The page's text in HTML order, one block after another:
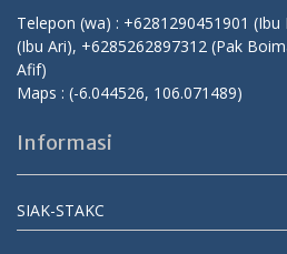
Telepon (wa) : +6281290451901
(Ibu Ari), +6285262897312 (Pak
Afif)
Maps : (-6.044526, 106.071489)
Informasi
SIAK-STAKC